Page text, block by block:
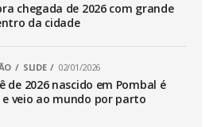
chegada de 2026 com grande
da cidade
SLIDE 02/01/2026
de 2026 nascido em Pombal é
veio ao mundo por parto